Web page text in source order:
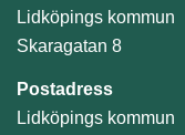
Lidköpings kommun
Skaragatan 8
Postadress
Lidköpings kommun